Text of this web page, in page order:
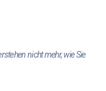
nicht mehr, wie Sie